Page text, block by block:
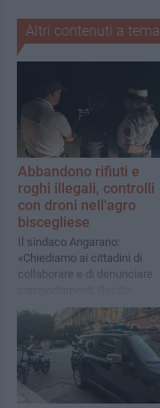
Altri contenuti a tema
Abbandono rifiuti e
roghi illegali, controlli
con droni nell'agro
biscegliese
Il sindaco Angarano:
«Chiediamo ai cittadini di
collaborare e di denunciare